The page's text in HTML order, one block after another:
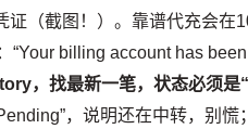
证（截图！）。靠谱代充会在
“Your billing account has
，找最新一笔，状态必须
，说明还在中转，别